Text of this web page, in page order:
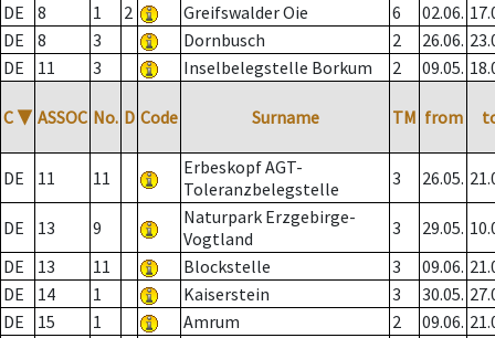
DE
8 1 2 Greifswalder Oie 6 02.06.
DE
8 3 Dornbusch 2 26.06.
DE
11 3 Inselbelegstelle Borkum 2 09.05.
C ▼ ASSOC No. D Code Surname TM from
DE 11 11
Erbeskopf AGT-
Toleranzbelegstelle
3 26.05.
DE 13 9
Naturpark Erzgebirge-
Vogtland
3 29.05.
DE
13 11 Blockstelle 3 09.06.
DE
14 1 Kaiserstein 3 30.05.
DE
15 1 Amrum 2 09.06.